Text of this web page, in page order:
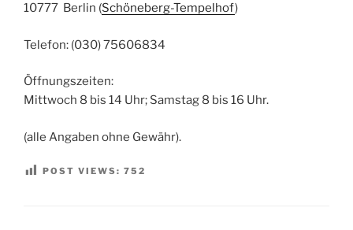
10777 Berlin (Schöneberg-Tempelhof)
Telefon: (030) 75606834
Öffnungszeiten:
Mittwoch 8 bis 14 Uhr; Samstag 8 bis 16 Uhr.
(alle Angaben ohne Gewähr).
POST VIEWS: 752